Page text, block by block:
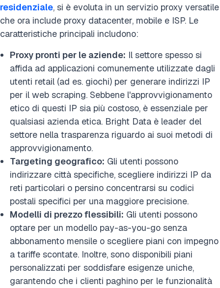
residenziale, si è evoluta in un servizio proxy versatile
che ora include proxy datacenter, mobile e ISP. Le
caratteristiche principali includono:
Proxy pronti per le aziende: Il settore spesso si
affida ad applicazioni comunemente utilizzate dagli
utenti retail (ad es. giochi) per generare indirizzi IP
per il web scraping. Sebbene l'approvvigionamento
etico di questi IP sia più costoso, è essenziale per
qualsiasi azienda etica. Bright Data è leader del
settore nella trasparenza riguardo ai suoi metodi di
approvvigionamento.
Targeting geografico: Gli utenti possono
indirizzare città specifiche, scegliere indirizzi IP da
reti particolari o persino concentrarsi su codici
postali specifici per una maggiore precisione.
Modelli di prezzo flessibili: Gli utenti possono
optare per un modello pay-as-you-go senza
abbonamento mensile o scegliere piani con impegno
a tariffe scontate. Inoltre, sono disponibili piani
personalizzati per soddisfare esigenze uniche,
garantendo che i clienti paghino per le funzionalità